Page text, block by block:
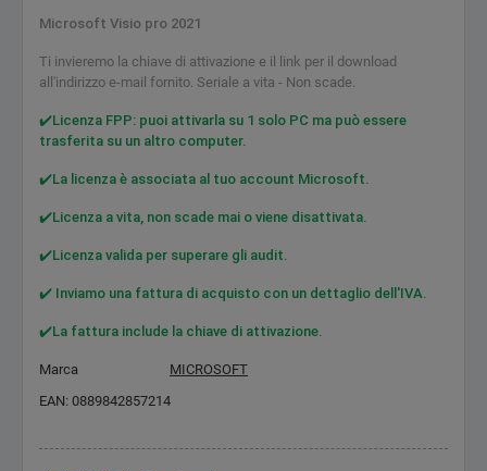
Microsoft Visio pro 2021
Ti invieremo la chiave di attivazione e il link per il download
all'indirizzo e-mail fornito. Seriale a vita - Non scade.
✔️Licenza FPP: puoi attivarla su 1 solo PC ma può essere
trasferita su un altro computer.
✔️La licenza è associata al tuo account Microsoft.
✔️Licenza a vita, non scade mai o viene disattivata.
✔️Licenza valida per superare gli audit.
✔️ Inviamo una fattura di acquisto con un dettaglio dell'IVA.
✔️La fattura include la chiave di attivazione.
Marca
MICROSOFT
EAN: 0889842857214